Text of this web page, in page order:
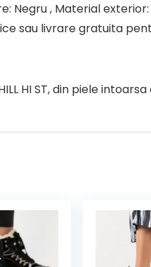
Negru , Material
sau livrare gratuita
HI ST, din piele